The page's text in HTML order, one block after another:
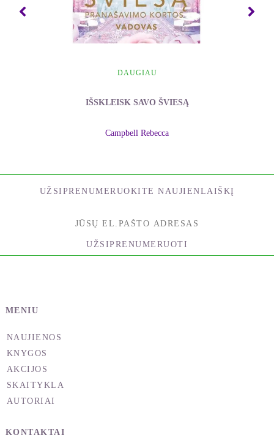
prizmę. Jūs nepastebite daugelio detalių ir
aplinkybių, nes jūsų smegenys yra labai smarkiai
susitelkusios į tai, ką jau esate patyrę praeityje. Net
kurį turime padaryti pirmiausia, yrapasirinkimas
nuspręsite būti laimingi, jūsų smegenys ras dalykų,
IŠTRAUKA IŠ KNYGOS
smegenys yra sukurtos nuolat jų siekti. Deja, ne
saugumo ar socialinio palaikymo. Net ir tada laimės
hormonų lygis tik trumpam šokteli aukštyn, ir
pasirengusios reaguoti į kitą galimybę, kad
DAUGIAU
IŠSKLEISK SAVO ŠVIESĄ
Campbell Rebecca
UŽSIPRENUMERUOKITE NAUJIENLAIŠKĮ
UŽSIPRENUMERUOTI
MENIU
NAUJIENOS
KNYGOS
AKCIJOS
SKAITYKLA
AUTORIAI
KONTAKTAI